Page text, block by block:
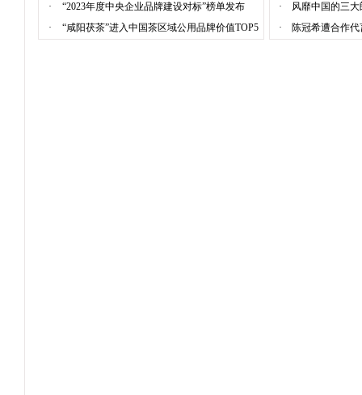
·
“2023年度中央企业品牌建设对标”榜单发布
·
“咸阳茯茶”进入中国茶区域公用品牌价值TOP5
·
风靡中国的三
·
陈冠希遭合作